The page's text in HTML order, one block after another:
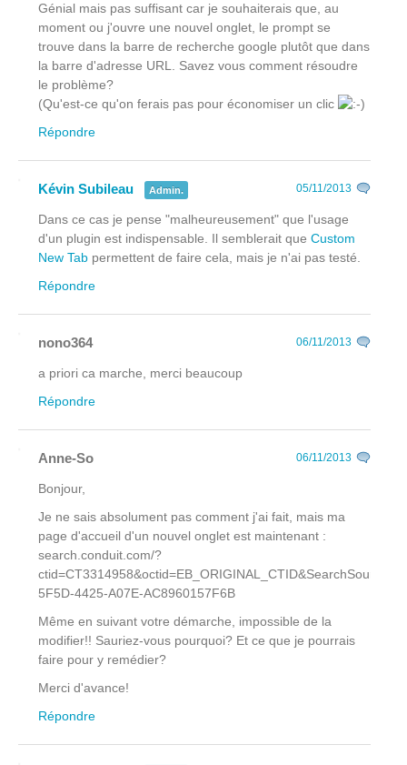
Génial mais pas suffisant car je souhaiterais que, au
moment ou j'ouvre une nouvel onglet, le prompt se
trouve dans la barre de recherche google plutôt que dans
la barre d'adresse URL. Savez vous comment résoudre
le problème?
(Qu'est-ce qu'on ferais pas pour économiser un clic
Répondre
Kévin Subileau Admin. 05/11/2013
Dans ce cas je pense "malheureusement" que l'usage
d'un plugin est indispensable. Il semblerait que Custom
New Tab permettent de faire cela, mais je n'ai pas testé.
Répondre
nono364 06/11/2013
a priori ca marche, merci beaucoup
Répondre
Anne-So 06/11/2013
Bonjour,
Je ne sais absolument pas comment j'ai fait, mais ma
page d'accueil d'un nouvel onglet est maintenant :
search.conduit.com/?
5F5D-4425-A07E-AC8960157F6B
Même en suivant votre démarche, impossible de la
modifier!! Sauriez-vous pourquoi? Et ce que je pourrais
faire pour y remédier?
Merci d'avance!
Répondre